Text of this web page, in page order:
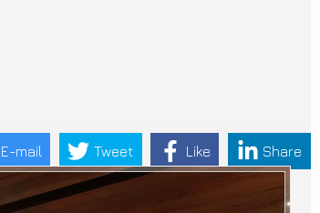
E-mail Tweet Like Share